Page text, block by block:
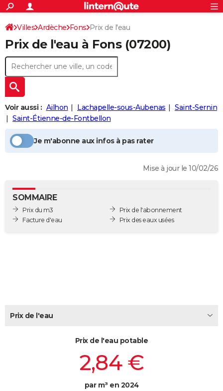
ACTUALITÉS
Politique
Société
Faits Divers
Education
Monde
Villes
+
SPORT
Coupe du monde 2026
Football
Tennis
Cyclisme
Rugby
Forum
Programme TV
TNTStreaming
Cinéma
Sorties cinéma
Musique
Retraite
Impôts
Epargne
Immobilier
Risques naturels par ville
Banque
Assurance
Crédit
AUTO
Essais
Réserver un essai
Citadines
Berlines
SUV
Forum auto
+HIGH-TECH
Mobiles
Meilleur smartphone
Internet
Ordinateurs
Jeux vidéo
Guide high-tech
+BRICOLAGE
Forum
Aménagement intérieur
Extérieur
Cuisine
Salle de bains
Jardinage
Rangement
+WEEK-END
Art de vivre
Bien-être
Loisirs
Mode
Modes de vie
SANTE
Alimentation
Guide de la santé
Maladies
Médicaments
Sommeil
VOYAGE
Carte de Noël
Carte Bonne année
Carte Saint-Valentin
Carte Pâques
Carte d'anniversaire
DICTIONNAIRE
S'inscrire
Connexion
Villes Ardèche Fons Prix de l'eau
Prix de l'eau à Fons(07200)
Voir aussi : Ailhon Lachapelle-sous-Aubenas
Saint-Sernin
Saint-Étienne-de-Fontbellon
Je m'abonne aux infos à pas rater
Mise à jour le 10/02/26
SOMMAIRE
Prix du m3
Facture d'eau
Prix de l'abonnement
Prix des eaux usées
Prix de l'eau
Prix de l'eau potable
2,84 €
par m³ en 2024